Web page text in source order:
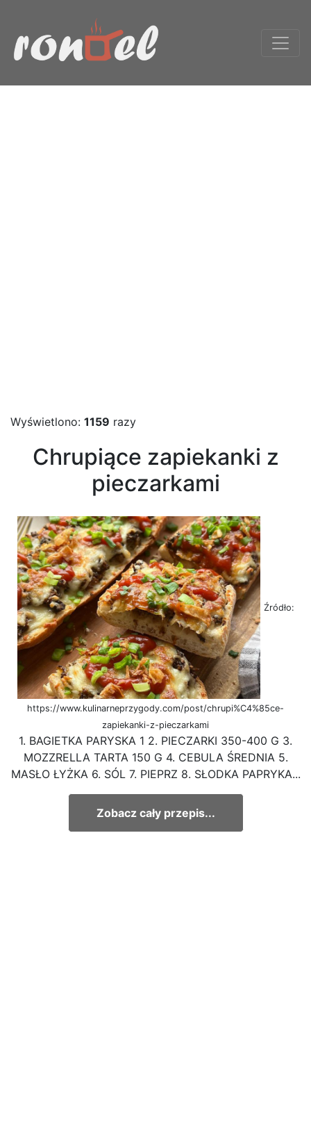
Wyświetlono: 1159 razy
Chrupiące zapiekanki z
pieczarkami
Źródło:
https://www.kulinarneprzygody.com/post/chrupi%C4%85ce-
zapiekanki-z-pieczarkami
1. BAGIETKA PARYSKA 1 2. PIECZARKI 350-400 G 3.
MOZZRELLA TARTA 150 G 4. CEBULA ŚREDNIA 5.
MASŁO ŁYŻKA 6. SÓL 7. PIEPRZ 8. SŁODKA PAPRYKA...
Zobacz cały przepis...